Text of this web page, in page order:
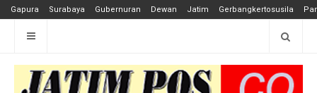
Gapura Surabaya Gubernuran Dewan Jatim Gerbangkertosusila